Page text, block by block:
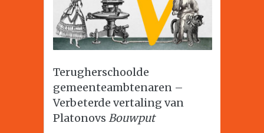
Terugherschoolde
gemeenteambtenaren –
Verbeterde vertaling van
Platonovs Bouwput